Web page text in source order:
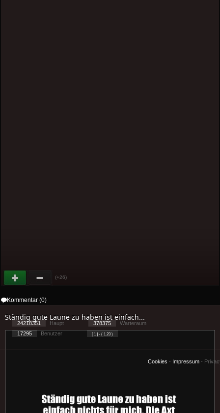
(+26)
Kommentar (0)
Ständig gute Laune zu haben ist einfach...
24218351 Haupt 378375
Warteraum
17295
Benutzer [ 1 ] - ( 1.23 )
Cookies - Impressum -